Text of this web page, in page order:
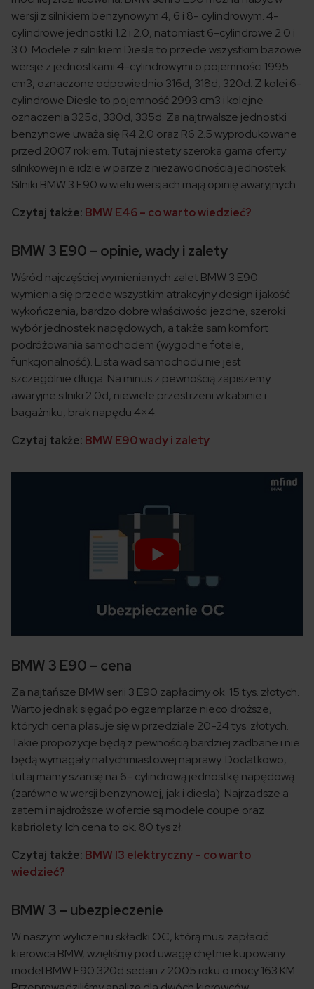
wersji z silnikiem benzynowym 4, 6 i 8- cylindrowym. 4-
cylindrowe jednostki 1.2 i 2.0, natomiast 6-cylindrowe 2.0 i
3.0. Modele z silnikiem Diesla to przede wszystkim bazowe
wersje z jednostkami 4-cylindrowymi o pojemności 1995
cm3, oznaczone odpowiednio 316d, 318d, 320d. Z kolei 6-
cylindrowe Diesle to pojemność 2993 cm3 i kolejne
oznaczenia 325d, 330d, 335d. Za najtrwalsze jednostki
benzynowe uważa się R4 2.0 oraz R6 2.5 wyprodukowane
przed 2007 rokiem. Tutaj niestety szeroka gama oferty
silnikowej nie idzie w parze z niezawodnością jednostek.
Silniki BMW 3 E90 w wielu wersjach mają opinię awaryjnych.
Czytaj także: BMW E46 – co warto wiedzieć?
BMW 3 E90 – opinie, wady i zalety
Wśród najczęściej wymienianych zalet BMW 3 E90
wymienia się przede wszystkim atrakcyjny design i jakość
wykończenia, bardzo dobre właściwości jezdne, szeroki
wybór jednostek napędowych, a także sam komfort
podróżowania samochodem (wygodne fotele,
funkcjonalność). Lista wad samochodu nie jest
szczególnie długa. Na minus z pewnością zapiszemy
awaryjne silniki 2.0d, niewiele przestrzeni w kabinie i
bagażniku, brak napędu 4×4.
Czytaj także: BMW E90 wady i zalety
BMW 3 E90 – cena
Za najtańsze BMW serii 3 E90 zapłacimy ok. 15 tys. złotych.
Warto jednak sięgać po egzemplarze nieco droższe,
których cena plasuje się w przedziale 20-24 tys. złotych.
Takie propozycje będą z pewnością bardziej zadbane i nie
będą wymagały natychmiastowej naprawy. Dodatkowo,
tutaj mamy szansę na 6- cylindrową jednostkę napędową
(zarówno w wersji benzynowej, jak i diesla). Najrzadsze a
zatem i najdroższe w ofercie są modele coupe oraz
kabriolety. Ich cena to ok. 80 tys zł.
Czytaj także: BMW I3 elektryczny – co warto
wiedzieć?
BMW 3 – ubezpieczenie
W naszym wyliczeniu składki OC, którą musi zapłacić
kierowca BMW, wzięliśmy pod uwagę chętnie kupowany
model BMW E90 320d sedan z 2005 roku o mocy 163 KM.